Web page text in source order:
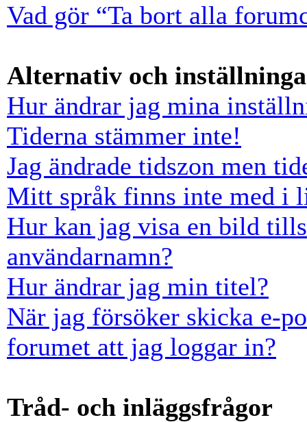
Vad gör “Ta bort alla
Alternativ och
Hur ändrar jag mina
Tiderna stämmer inte!
Jag ändrade tidszon men
Mitt språk finns inte med i
Hur kan jag visa en bild
användarnamn?
Hur ändrar jag min titel?
När jag försöker skicka e-
forumet att jag loggar in?
Tråd- och inläggsfrågor